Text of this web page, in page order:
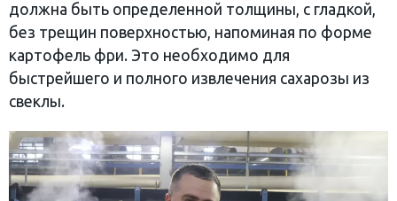
должна быть определенной толщины, с гладкой,
без трещин поверхностью, напоминая по форме
картофель фри. Это необходимо для
быстрейшего и полного извлечения сахарозы из
свеклы.